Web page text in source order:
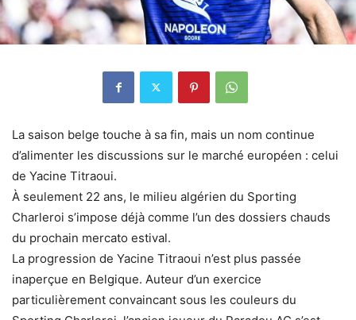
La saison belge touche à sa fin, mais un nom continue
d’alimenter les discussions sur le marché européen : celui
de Yacine Titraoui.
À seulement 22 ans, le milieu algérien du Sporting
Charleroi s’impose déjà comme l’un des dossiers chauds
du prochain mercato estival.
La progression de Yacine Titraoui n’est plus passée
inaperçue en Belgique. Auteur d’un exercice
particulièrement convaincant sous les couleurs du